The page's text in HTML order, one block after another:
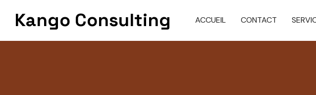
contentKango Consulting ACCUEIL CONTACT